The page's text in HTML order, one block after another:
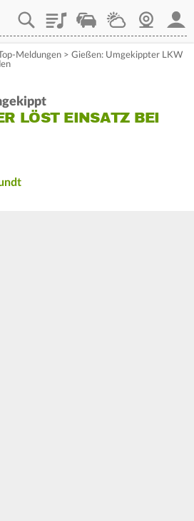
PlaylistStaupilotWetterWebcam
Meldungen > Gießen: Umgekippter LKW
LÖST EINSATZ BEI